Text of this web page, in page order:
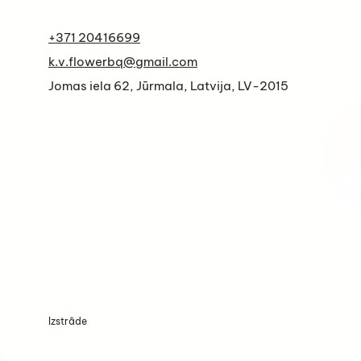
+371 20416699
k.v.flowerbq@gmail.com
Jomas iela 62, Jūrmala, Latvija, LV-2015
Izstrāde